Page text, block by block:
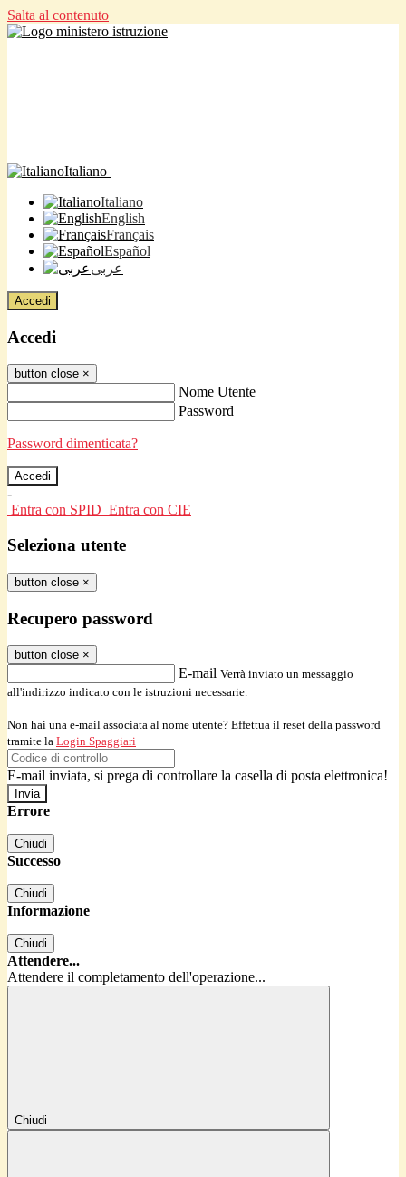
Salta al contenuto
Italiano
Italiano
English
Français
Español
عربى
Accedi
Accedi
button close ×
Nome Utente
Password
Password dimenticata?
-
Entra con SPID Entra con CIE
Seleziona utente
button close ×
Recupero password
button close ×
E-mail Verrà inviato un messaggio
all'indirizzo indicato con le istruzioni necessarie.
Non hai una e-mail associata al nome utente? Effettua il reset della password
tramite la Login Spaggiari
E-mail inviata, si prega di controllare la casella di posta elettronica!
Errore
Chiudi
Successo
Chiudi
Informazione
Chiudi
Attendere...
Attendere il completamento dell'operazione...
Chiudi